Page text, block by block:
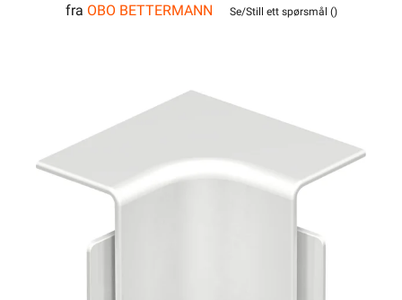
WDK15030RW
fra OBO BETTERMANN Se/Still ett spørsmål ()